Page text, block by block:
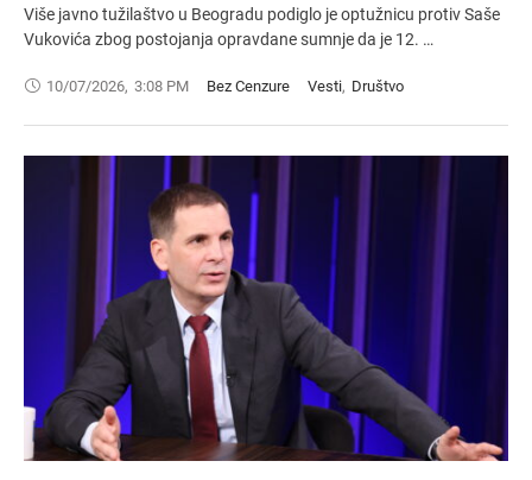
Više javno tužilaštvo u Beogradu podiglo je optužnicu protiv Saše
Vukovića zbog postojanja opravdane sumnje da je 12. …
10/07/2026, 3:08 PM Bez Cenzure Vesti, Društvo